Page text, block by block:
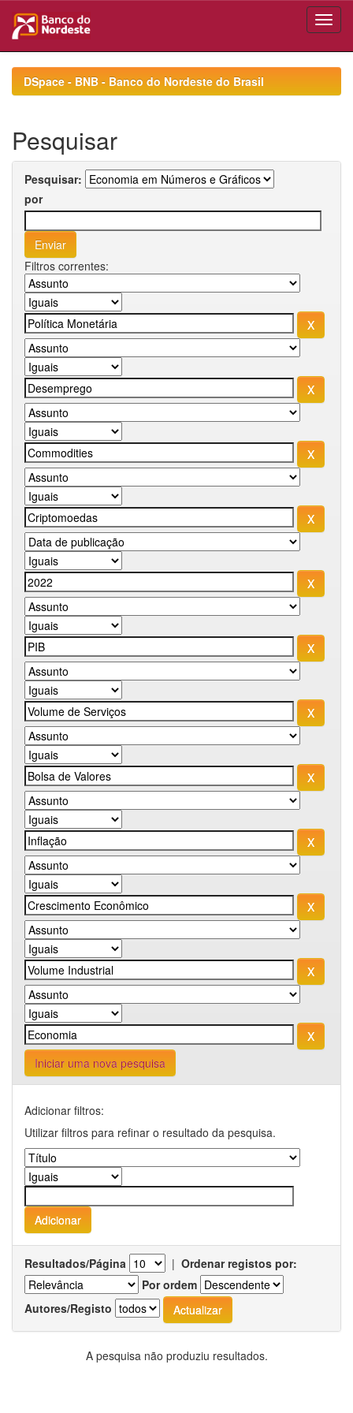
navigationDSpace - BNB - Banco do Nordeste do Brasil
Pesquisar
Pesquisar:
por
Filtros correntes:
Iniciar uma nova pesquisa
Adicionar filtros:
Utilizar filtros para refinar o resultado da pesquisa.
Resultados/Página | Ordenar registos por:
Por ordem
Autores/Registo
A pesquisa não produziu resultados.